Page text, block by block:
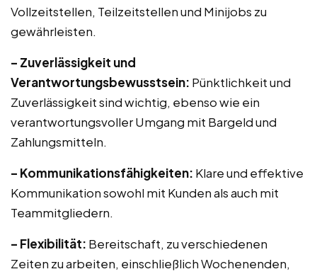
Vollzeitstellen, Teilzeitstellen und Minijobs zu
gewährleisten.
– Zuverlässigkeit und
Verantwortungsbewusstsein: Pünktlichkeit und
Zuverlässigkeit sind wichtig, ebenso wie ein
verantwortungsvoller Umgang mit Bargeld und
Zahlungsmitteln.
– Kommunikationsfähigkeiten: Klare und effektive
Kommunikation sowohl mit Kunden als auch mit
Teammitgliedern.
– Flexibilität: Bereitschaft, zu verschiedenen
Zeiten zu arbeiten, einschließlich Wochenenden,